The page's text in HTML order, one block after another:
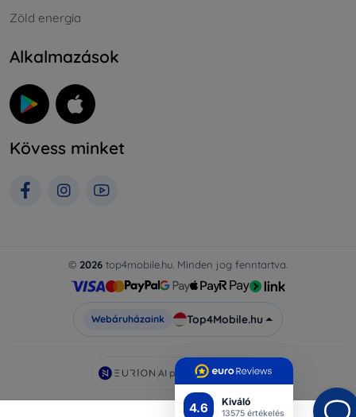
4.6 Kiváló
13575 értékelés
Zöld energia
Alkalmazások
Kövess minket
© 2026 top4mobile.hu. Minden jog fenntartva.
Webáruházaink Top4Mobile.hu
AI powered byEurion